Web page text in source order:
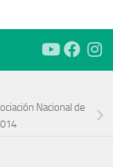
Nacional de